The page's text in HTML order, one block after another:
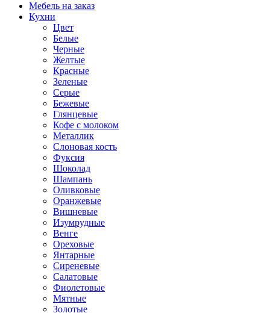
Мебель на заказ
Кухни
Цвет
Белые
Черные
Желтые
Красные
Зеленые
Серые
Бежевые
Глянцевые
Кофе с молоком
Металлик
Слоновая кость
Фуксия
Шоколад
Шампань
Оливковые
Оранжевые
Вишневые
Изумрудные
Венге
Ореховые
Янтарные
Сиреневые
Салатовые
Фиолетовые
Мятные
Золотые